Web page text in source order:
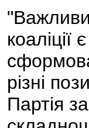
різні
Партія